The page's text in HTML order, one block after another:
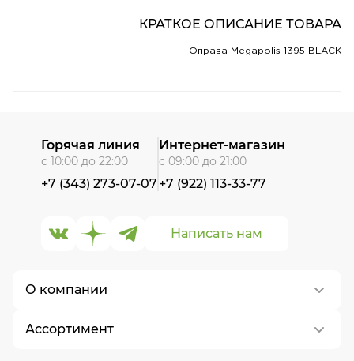
КРАТКОЕ ОПИСАНИЕ ТОВАРА
Оправа Megapolis 1395 BLACK
О компании
О нас
Ассортимент
Написать нам
Горячая линия
с 10:00 до 22:00
+7 (343) 273-07-07
Интернет-магазин
с 09:00 до 21:00
+7 (922) 113-33-77